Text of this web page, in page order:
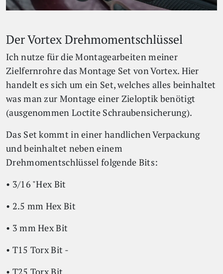
Der Vortex Drehmomentschlüssel
Ich nutze für die Montagearbeiten meiner
Zielfernrohre das Montage Set von Vortex. Hier
handelt es sich um ein Set, welches alles beinhaltet
was man zur Montage einer Zieloptik benötigt
(ausgenommen Loctite Schraubensicherung).
Das Set kommt in einer handlichen Verpackung
und beinhaltet neben einem
Drehmomentschlüssel folgende Bits:
• 3/16 "Hex Bit
• 2.5 mm Hex Bit
• 3 mm Hex Bit
• T15 Torx Bit -
• T25 Torx Bit